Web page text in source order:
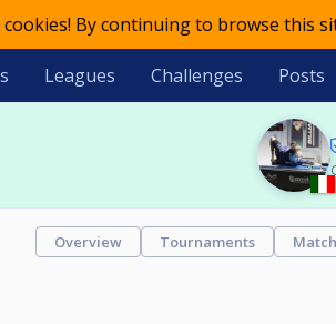
cookies! By continuing to browse this
Leagues Challenges Posts
Overview Tournaments